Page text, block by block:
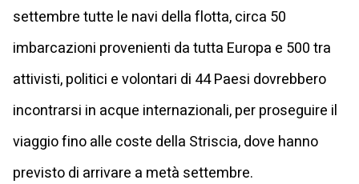
settembre tutte le navi della flotta, circa 50
imbarcazioni provenienti da tutta Europa e 500 tra
attivisti, politici e volontari di 44 Paesi dovrebbero
incontrarsi in acque internazionali, per proseguire il
viaggio fino alle coste della Striscia, dove hanno
previsto di arrivare a metà settembre.